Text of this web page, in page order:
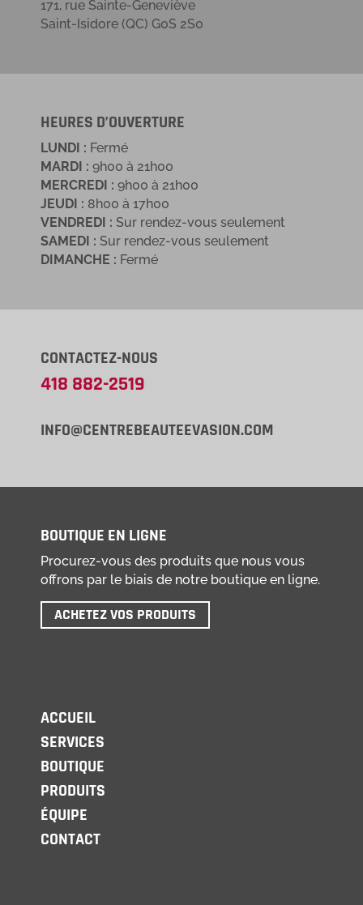
171, rue Sainte-Geneviève
Saint-Isidore (QC) G0S 2S0
HEURES D’OUVERTURE
LUNDI : Fermé
MARDI : 9h00 à 21h00
MERCREDI : 9h00 à 21h00
JEUDI : 8h00 à 17h00
VENDREDI : Sur rendez-vous seulement
SAMEDI : Sur rendez-vous seulement
DIMANCHE : Fermé
CONTACTEZ-NOUS
418 882-2519
INFO@CENTREBEAUTEEVASION.COM
BOUTIQUE EN LIGNE
Procurez-vous des produits que nous vous
offrons par le biais de notre boutique en ligne.
ACHETEZ VOS PRODUITS
ACCUEIL
SERVICES
BOUTIQUE
PRODUITS
ÉQUIPE
CONTACT